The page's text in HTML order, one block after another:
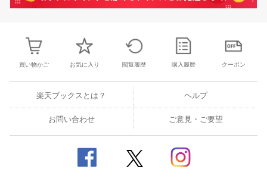
買い物かご お気に入り 閲覧履歴 購入履歴 クーポン
楽天ブックスとは？ ヘルプ
お問い合わせ ご意見・ご要望